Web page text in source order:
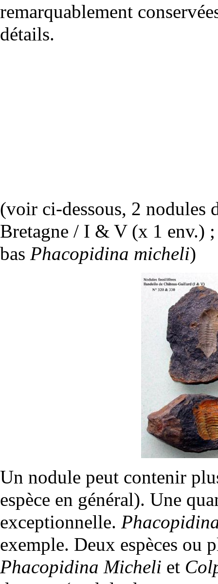
remarquablement
détails.
(voir ci-dessous, 2 nodules
Bretagne / I & V (x 1 env.)
bas Phacopidina micheli)
Un nodule peut contenir
espèce en général). Une
exceptionnelle.
exemple. Deux espèces ou
Phacopidina Micheli et